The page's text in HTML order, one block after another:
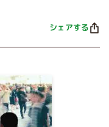
シェアする